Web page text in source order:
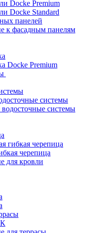
Docke Premium
Docke Standard
панелей
к фасадным панелям
Docke Premium
системы
системы
гибкая черепица
черепица
для кровли